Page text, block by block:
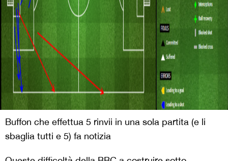
Buffon che effettua 5 rinvii in una sola partita (e li
sbaglia tutti e 5) fa notizia